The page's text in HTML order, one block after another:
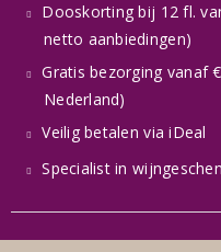
Dooskorting bij 12 fl.
netto aanbiedingen)
Gratis bezorging vanaf
Nederland)
Veilig betalen via iDeal
Specialist in